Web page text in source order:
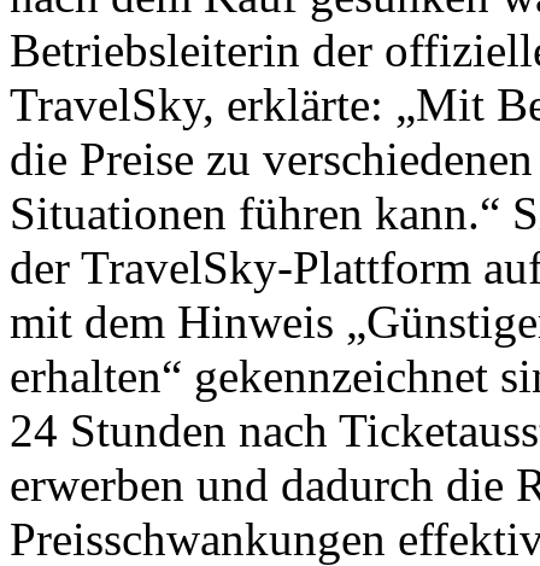
Betriebsleiterin der
TravelSky, erklärte: „Mit
die Preise zu
Situationen führen kann.“
der TravelSky-Plattform
mit dem Hinweis
erhalten“ gekennzeichnet
24 Stunden nach
erwerben und dadurch die
Preisschwankungen